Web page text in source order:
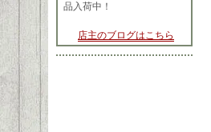
品入荷中！
店主のブログはこちら